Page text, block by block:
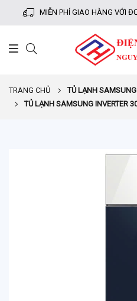
MIỄN PHÍ GIAO HÀNG VỚI ĐƠN
TRANG CHỦ
TỦ LẠNH SAMSUNG
TỦ LẠNH SAMSUNG INVERTER